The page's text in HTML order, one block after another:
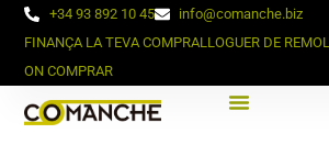
+34 93 892 10 45
info@comanche.biz
FINANÇA LA TEVA COMPRALLOGUER DE
ON COMPRAR